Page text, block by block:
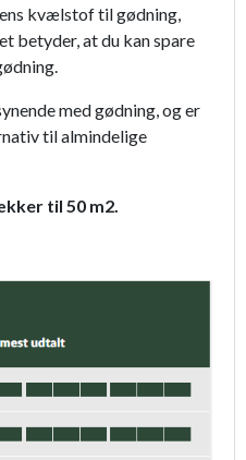
kvælstof til gødning,
betyder, at du kan spare
med gødning, og er
til almindelige
til 50 m2.